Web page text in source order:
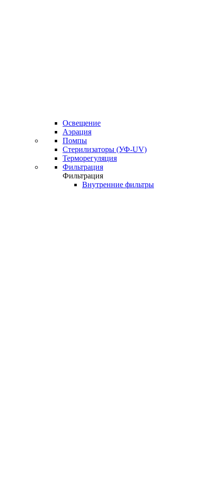
Освещение
Аэрация
Помпы
Стерилизаторы (УФ-UV)
Терморегуляция
Фильтрация
Фильтрация
Внутренние фильтры